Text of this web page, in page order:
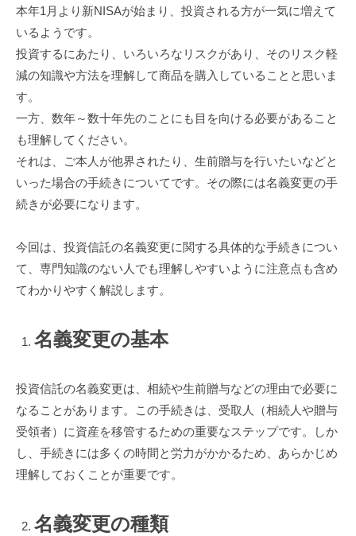
本年1月より新NISAが始まり、投資される方が一気に増えて
いるようです。
投資するにあたり、いろいろなリスクがあり、そのリスク軽
減の知識や方法を理解して商品を購入していることと思いま
す。
一方、数年～数十年先のことにも目を向ける必要があること
も理解してください。
それは、ご本人が他界されたり、生前贈与を行いたいなどと
いった場合の手続きについてです。その際には名義変更の手
続きが必要になります。
今回は、投資信託の名義変更に関する具体的な手続きについ
て、専門知識のない人でも理解しやすいように注意点も含め
てわかりやすく解説します。
名義変更の基本
投資信託の名義変更は、相続や生前贈与などの理由で必要に
なることがあります。この手続きは、受取人（相続人や贈与
受領者）に資産を移管するための重要なステップです。しか
し、手続きには多くの時間と労力がかかるため、あらかじめ
理解しておくことが重要です。
名義変更の種類